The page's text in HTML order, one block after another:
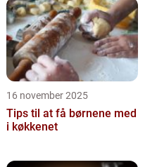
16 november 2025
Tips til at få børnene med
i køkkenet